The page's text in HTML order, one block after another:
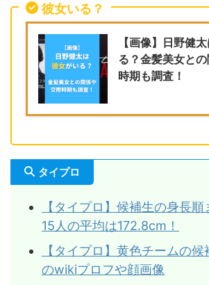
彼女いる？
【画像】日野健
る？金髪美女と
時期も調査！
タイプロ
【タイプロ】候補生の身長順
15人の平均は172.8cm！
【タイプロ】黄色チームの
のwikiプロフや顔画像